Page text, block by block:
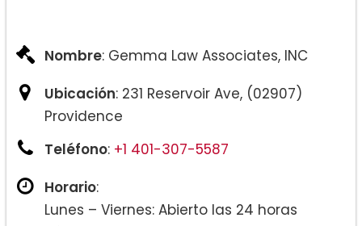
Nombre: Gemma Law Associates, INC
Ubicación: 231 Reservoir Ave, (02907)
Providence
Teléfono: +1 401-307-5587
Horario:
Lunes – Viernes: Abierto las 24 horas